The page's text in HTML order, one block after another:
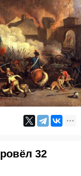
32